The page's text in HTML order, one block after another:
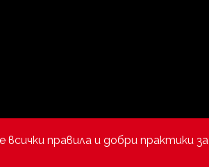
правила и добри практики за